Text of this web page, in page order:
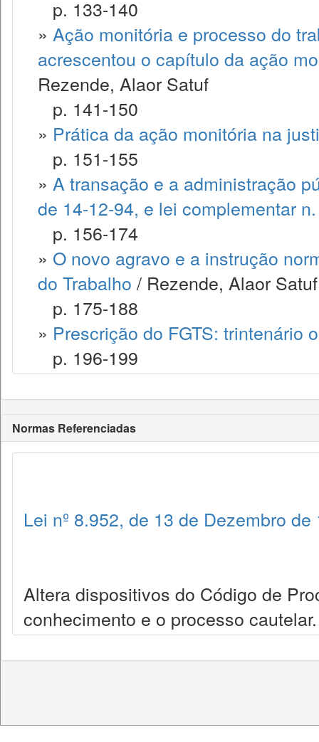
p. 133-140
» Ação monitória e processo do
acrescentou o capítulo da ação
Rezende, Alaor Satuf
p. 141-150
» Prática da ação monitória na
p. 151-155
» A transação e a administração
de 14-12-94, e lei complementar
p. 156-174
» O novo agravo e a instrução
do Trabalho / Rezende, Alaor Satuf
p. 175-188
» Prescrição do FGTS: trintenário
p. 196-199
Normas Referenciadas
Lei nº 8.952, de 13 de Dezembro de
Altera dispositivos do Código de
conhecimento e o processo cautelar.